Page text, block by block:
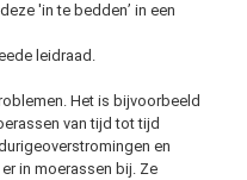
'in te bedden’ in een
leidraad.
Het is bijvoorbeeld
van tijd tot tijd
en
in moerassen bij. Ze